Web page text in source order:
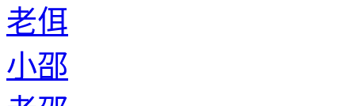
老佴
小邵